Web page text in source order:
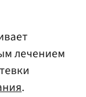
лечением
.